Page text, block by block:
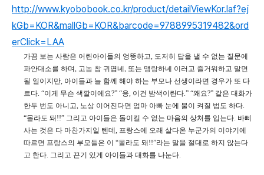
http://www.kyobobook.co.kr/product/detailViewKor.laf?ej
kGb=KOR&mallGb=KOR&barcode=9788995319482&ord
erClick=LAA
가끔 보는 사람은 어린아이들의 엉뚱하고, 도저히 답을 낼 수 없는 질문에
파안대소를 하며, 고놈 참 귀엽네, 또는 맹랑하네 이러고 즐거워하고 말면
될 일이지만, 아이들과 늘 함께 해야 하는 부모나 선생이라면 경우가 또 다
르다. “이게 무슨 색깔이에요?” “응, 이건 밤색이란다.” “왜요?” 같은 대화가
한두 번도 아니고, 노상 이어진다면 엄마 아빠 눈에 불이 켜질 법도 하다.
“몰라도 돼!!” 그리고 아이들은 돌이킬 수 없는 마음의 상처를 입는다. 바삐
사는 것은 다 마찬가지일 텐데, 프랑스에 오래 살다온 누군가의 이야기에
따르면 프랑스의 부모들은 이 “몰라도 돼!!”라는 말을 절대로 하지 않는다
고 한다. 그리고 끈기 있게 아이들과 대화를 나눈다.